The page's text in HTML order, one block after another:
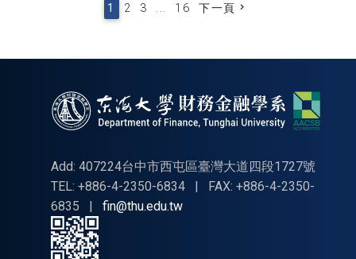
1 2 3 ... 16 下一頁
Add: 407224台中市西屯區臺灣大道四段1727號
TEL: +886-4-2350-6834
|
FAX: +886-4-2350-
6835
| fin@thu.edu.tw